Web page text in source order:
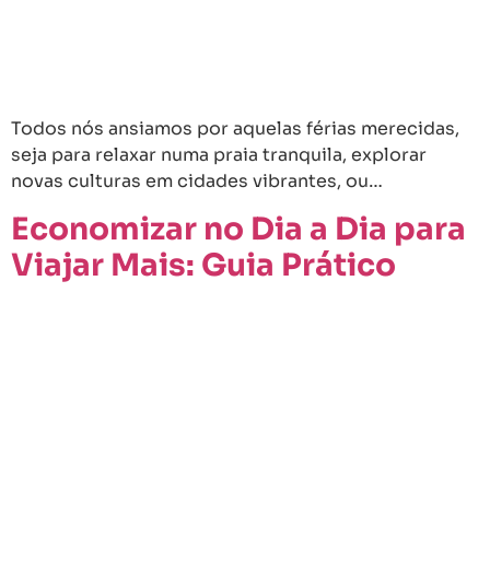
Todos nós ansiamos por aquelas férias merecidas,
seja para relaxar numa praia tranquila, explorar
novas culturas em cidades vibrantes, ou…
Economizar no Dia a Dia para
Viajar Mais: Guia Prático